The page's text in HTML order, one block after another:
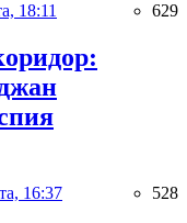
18:11 629
16:37 528